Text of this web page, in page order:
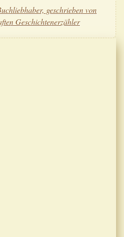
geschrieben von
Geschichtenerzähler